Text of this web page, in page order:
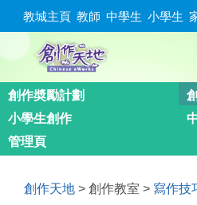
教城主頁 教師 中學生 小學生
創作奬勵計劃
小學生創作
管理頁
創作天地 > 創作教室 > 寫作技